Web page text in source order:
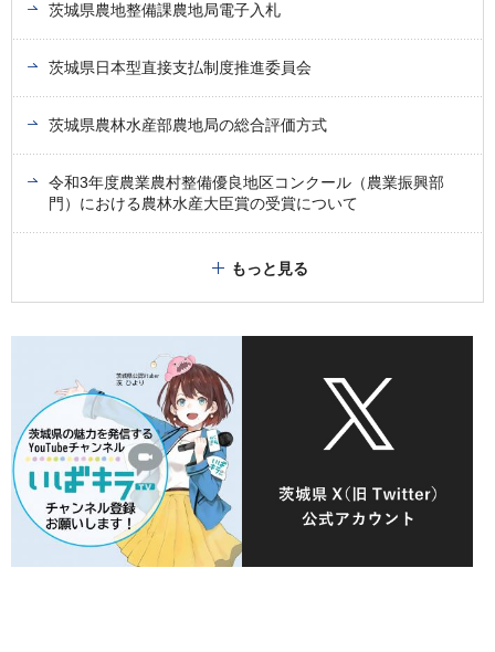
茨城県農地整備課農地局電子入札
茨城県日本型直接支払制度推進委員会
茨城県農林水産部農地局の総合評価方式
令和3年度農業農村整備優良地区コンクール（農業振興部
門）における農林水産大臣賞の受賞について
もっと見る